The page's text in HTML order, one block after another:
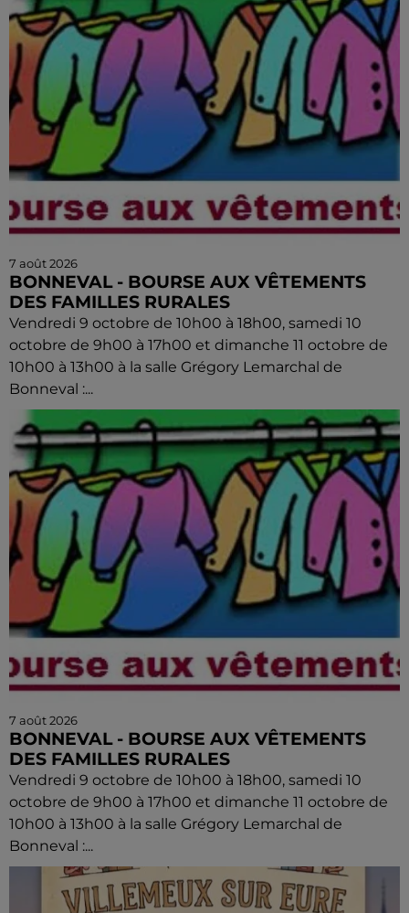
7 août 2026
BONNEVAL - BOURSE AUX VÊTEMENTS
DES FAMILLES RURALES
Vendredi 9 octobre de 10h00 à 18h00, samedi 10
octobre de 9h00 à 17h00 et dimanche 11 octobre de
10h00 à 13h00 à la salle Grégory Lemarchal de
Bonneval :...
7 août 2026
BONNEVAL - BOURSE AUX VÊTEMENTS
DES FAMILLES RURALES
Vendredi 9 octobre de 10h00 à 18h00, samedi 10
octobre de 9h00 à 17h00 et dimanche 11 octobre de
10h00 à 13h00 à la salle Grégory Lemarchal de
Bonneval :...